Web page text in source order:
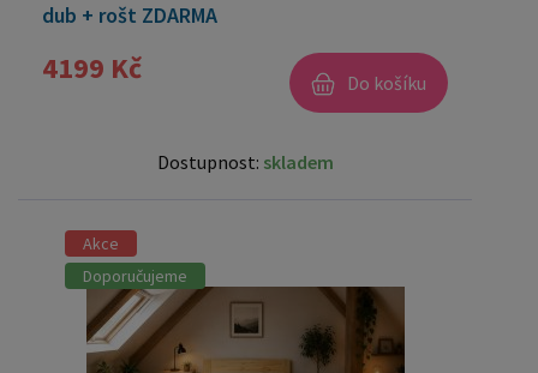
dub + rošt ZDARMA
4199 Kč Do košíku
Dostupnost: skladem
Akce
Doporučujeme